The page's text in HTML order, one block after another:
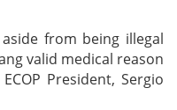
from being illegal
valid medical reason
President, Sergio